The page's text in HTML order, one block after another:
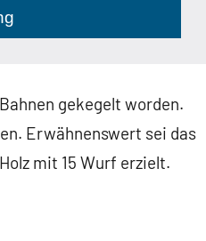
gekegelt worden.
Erwähnenswert sei das
mit 15 Wurf erzielt.